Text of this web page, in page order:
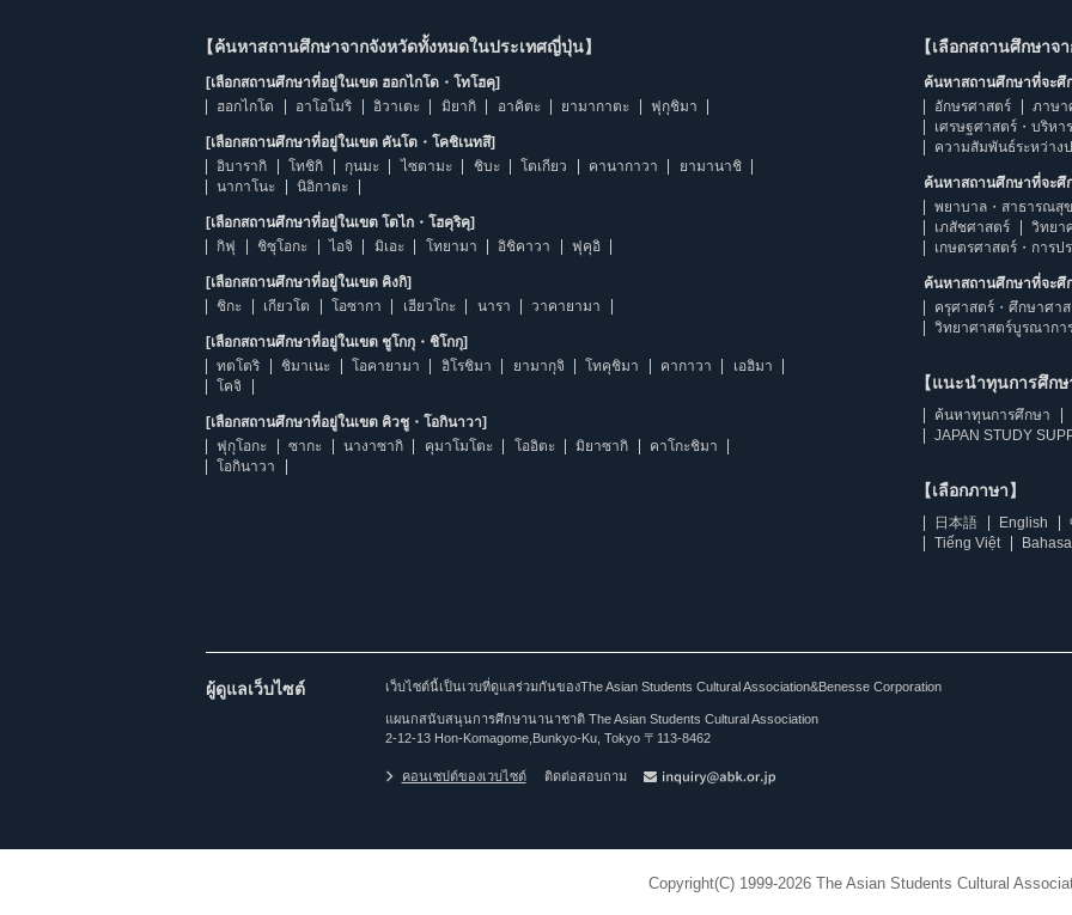
【ค้นหาสถานศึกษาจากจังหวัดทั้งหมดในประเทศญี่ปุ่น】
[เลือกสถานศึกษาที่อยู่ในเขต ฮอกไกโด・โทโฮคุ]
ฮอกไกโด
อาโอโมริ อิวาเตะ มิยากิ อาคิตะ ยามากาตะ ฟุกุชิมา
[เลือกสถานศึกษาที่อยู่ในเขต คันโต・โคชิเนทสึ]
อิบารากิ
โทชิกิ กุนมะ ไซตามะ ชิบะ โตเกียว คานากาวา
ยามานาชิ
นากาโนะ
นิอิกาตะ
[เลือกสถานศึกษาที่อยู่ในเขต โตไก・โฮคุริคุ]
กิฟุ
ชิซุโอกะ ไอจิ มิเอะ โทยามา อิชิคาวา ฟุคุอิ
[เลือกสถานศึกษาที่อยู่ในเขต คิงกิ]
ชิกะ
เกียวโต โอซากา เฮียวโกะ นารา วาคายามา
[เลือกสถานศึกษาที่อยู่ในเขต ชูโกกุ・ชิโกกุ]
ทตโตริ
ชิมาเนะ โอคายามา ฮิโรชิมา ยามากุจิ โทคุชิมา คากาวา
เอฮิมา
โคจิ
[เลือกสถานศึกษาที่อยู่ในเขต คิวชู・โอกินาวา]
ฟุกุโอกะ
ซากะ นางาซากิ คุมาโมโตะ โออิตะ มิยาซากิ
คาโกะชิมา
โอกินาวา
【เลือกสถานศึกษาจ
ค้นหาสถานศึกษาที่จะศึ
อักษรศาสตร์
ภาษา
เศรษฐศาสตร์・บริห
ความสัมพันธ์ระหว่าง
ค้นหาสถานศึกษาที่จะศึ
พยาบาล・สาธารณสุ
เภสัชศาสตร์
วิทยา
เกษตรศาสตร์・การป
ค้นหาสถานศึกษาที่จะศึ
ครุศาสตร์・ศึกษาศา
วิทยาศาสตร์บูรณากา
【แนะนำทุนการศึกษ
ค้นหาทุนการศึกษา
JAPAN STUDY
【เลือกภาษา】
日本語 English
Tiếng Việt
ผู้ดูแลเว็บไซต์ เว็บไซต์นี้เป็นเวบที่ดูแลร่วมกันของThe Asian Students Cultural Association&Benesse Corporation
แผนกสนับสนุนการศึกษานานาชาติ The Asian Students Cultural Association
2-12-13 Hon-Komagome,Bunkyo-Ku, Tokyo 〒113-8462
คอนเซปต์ของเวบไซต์ ติดต่อสอบถาม
Copyright(C) 1999-2026 The Asian Students Cultural